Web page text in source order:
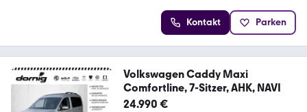
Kontakt Parken
Volkswagen Caddy Maxi
Comfortline, 7-Sitzer, AHK, NAVI
24.990 €